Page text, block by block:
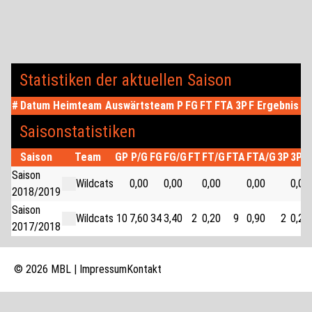
Statistiken der aktuellen Saison
# Datum Heimteam Auswärtsteam P FG FT FTA 3PF Ergebnis
Saisonstatistiken
Saison Team GP P/G FG FG/G FT FT/G FTA FTA/G 3P3P/G
Saison
2018/2019
Wildcats 0,00 0,00 0,00 0,00
0,00
Saison
2017/2018
Wildcats 10 7,60343,40 2 0,20 9 0,90 2 0,20
© 2026 MBL | ImpressumKontakt